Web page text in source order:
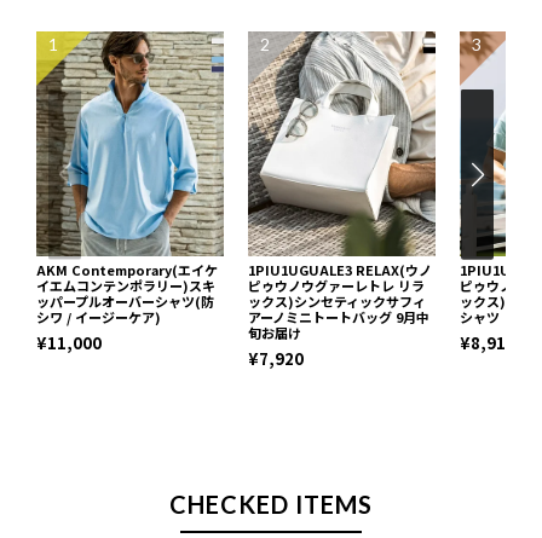
1
AKM Contemporary(エイケ
イエムコンテンポラリー)スキ
ッパープルオーバーシャツ(防
シワ / イージーケア)
¥11,000
2
1PIU1UGUALE3 RELAX(ウノ
ピゥウノウグァーレトレ リラ
ックス)シンセティックサフィ
アーノミニトートバッグ 9月中
旬お届け
¥7,920
3
ピゥウノウ
ックス)ブロ
シャツ
¥8,910
CHECKED ITEMS